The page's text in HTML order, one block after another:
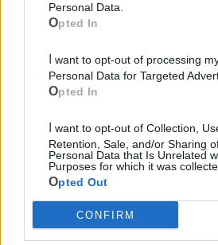
Personal Data.
Opted In
Personal Data for Targeted
Opted In
Retention, Sale, and/or Sharing
Personal Data that Is Unrelated
Purposes for which it was
Opted Out
CONFIRM
Cia Agricoltori Italiani |
Scopri tutte le notizie, gli eventi e la Web
Due Mari
Le ultime notizie di